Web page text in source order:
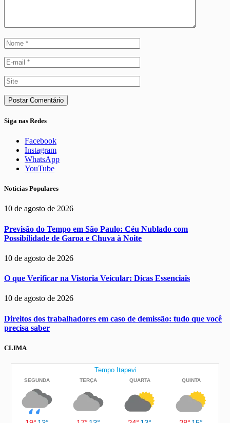
Siga nas Redes
Facebook
Instagram
WhatsApp
YouTube
Noticias Populares
10 de agosto de 2026
Previsão do Tempo em São Paulo: Céu Nublado com
Possibilidade de Garoa e Chuva à Noite
10 de agosto de 2026
O que Verificar na Vistoria Veicular: Dicas Essenciais
10 de agosto de 2026
Direitos dos trabalhadores em caso de demissão: tudo que você
precisa saber
CLIMA